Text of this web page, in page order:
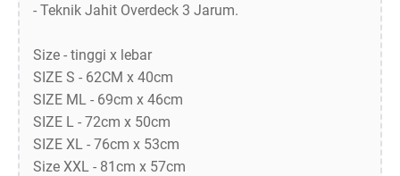
- Teknik Jahit Overdeck 3 Jarum.
Size - tinggi x lebar
SIZE S - 62CM x 40cm
SIZE ML - 69cm x 46cm
SIZE L - 72cm x 50cm
SIZE XL - 76cm x 53cm
Size XXL - 81cm x 57cm